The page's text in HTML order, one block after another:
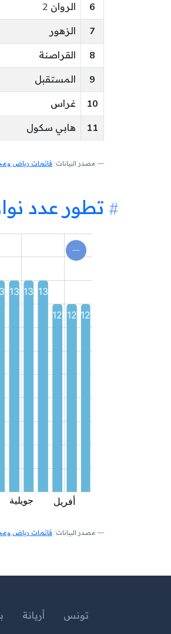
6
الروان 2
7
الزهور
8
القراصنة
9
المستقبل
10
غراس
11
هابي سكول
مصدر البيانات: قائمات رياض
تطور عدد
مصدر البيانات: قائمات رياض
تونس أريانة